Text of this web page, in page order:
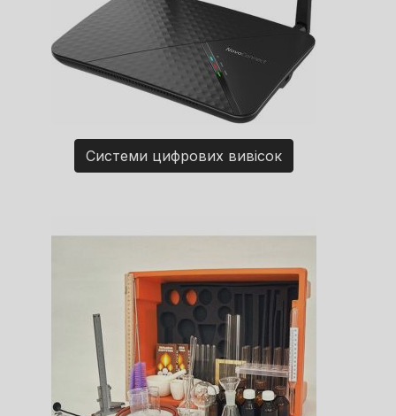
Системи цифрових вивісок